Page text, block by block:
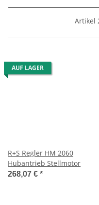
Artikel
AUF LAGER
R+S Regler HM 2060
Hubantrieb Stellmotor
268,07 € *